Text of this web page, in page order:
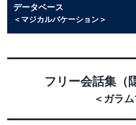
フリー会話集（
＜ガラ
データベース
＜マジカルバケーション＞